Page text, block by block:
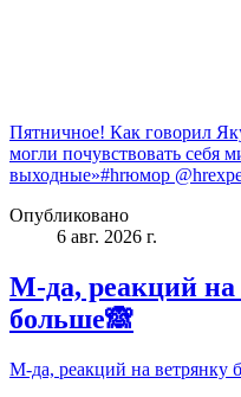
Пятничное! Как говорил
могли почувствовать себя
выходные»#hrюмор
Опубликовано
6 авг. 2026 г.
М-да, реакций на
больше🙈
М-да, реакций на ветрянку